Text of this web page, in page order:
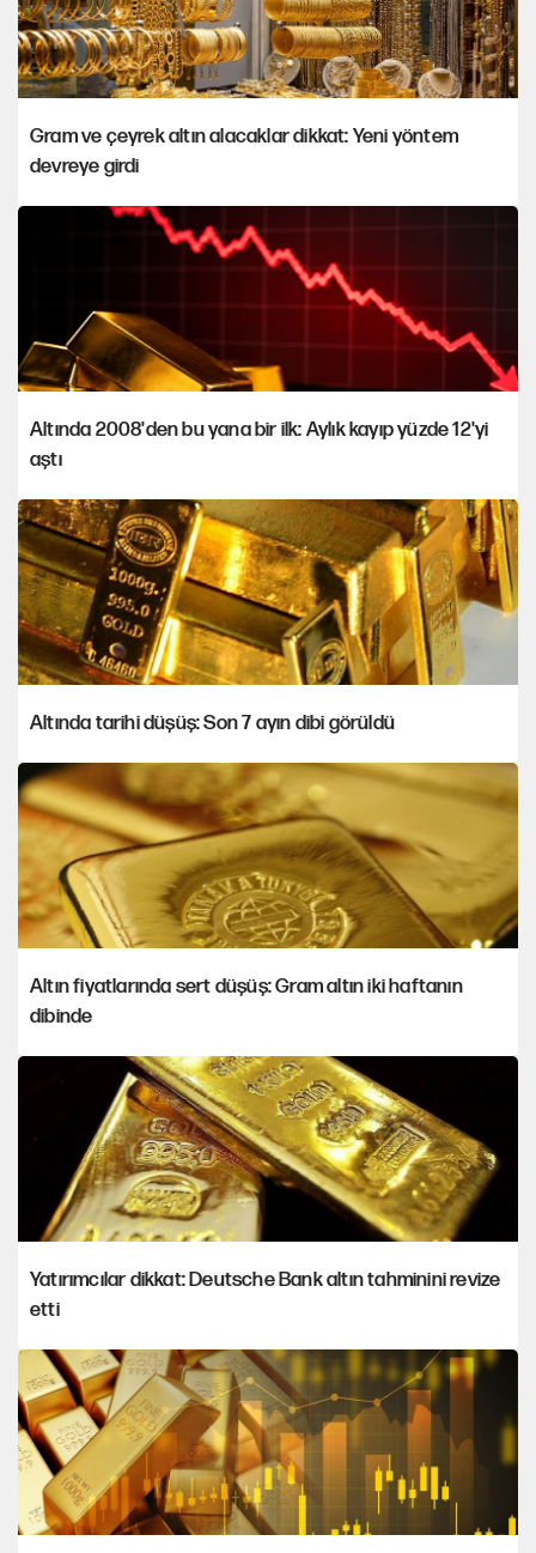
Gram ve çeyrek altın alacaklar dikkat: Yeni yöntem
devreye girdi
Altında 2008'den bu yana bir ilk: Aylık kayıp yüzde 12'yi
aştı
Altında tarihi düşüş: Son 7 ayın dibi görüldü
Altın fiyatlarında sert düşüş: Gram altın iki haftanın
dibinde
Yatırımcılar dikkat: Deutsche Bank altın tahminini revize
etti